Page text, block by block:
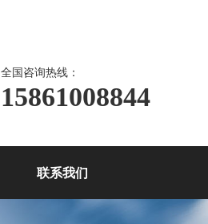
全国咨询热线：
15861008844
联系我们